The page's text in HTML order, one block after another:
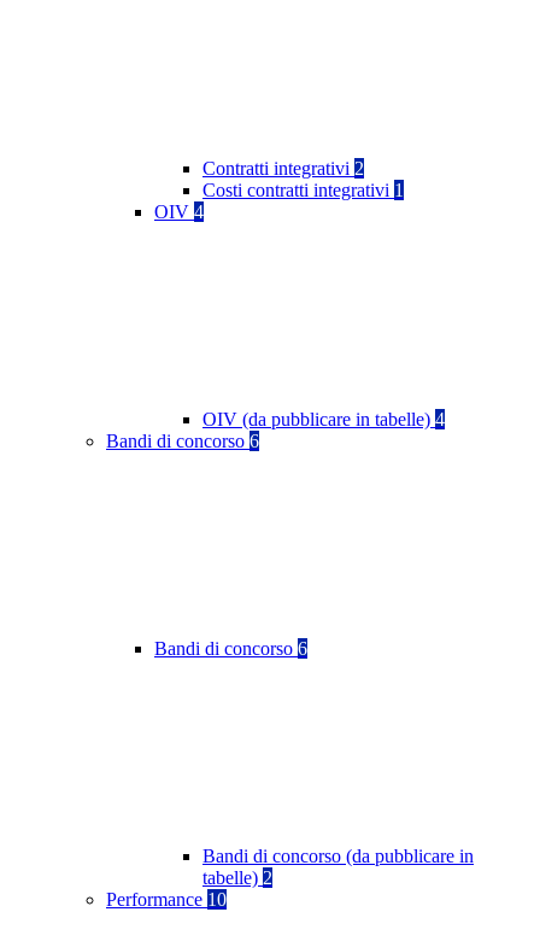
Contratti integrativi 2
Costi contratti integrativi 1
OIV 4
OIV (da pubblicare in tabelle) 4
Bandi di concorso 6
Bandi di concorso 6
Bandi di concorso (da pubblicare in
tabelle) 2
Performance 10